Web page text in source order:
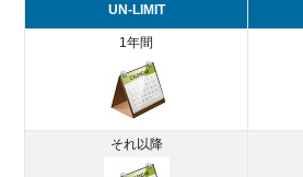
UN-LIMIT
1年間
それ以降